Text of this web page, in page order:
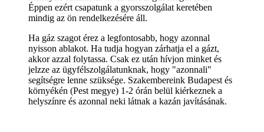
Éppen ezért csapatunk a gyorsszolgálat keretében
mindig az ön rendelkezésére áll.
Ha gáz szagot érez a legfontosabb, hogy azonnal
nyisson ablakot. Ha tudja hogyan zárhatja el a gázt,
akkor azzal folytassa. Csak ez után hívjon minket és
jelzze az ügyfélszolgálatunknak, hogy "azonnali"
segítségre lenne szüksége. Szakembereink Budapest és
környékén (Pest megye) 1-2 órán belül kiérkeznek a
helyszínre és azonnal neki látnak a kazán javításának.